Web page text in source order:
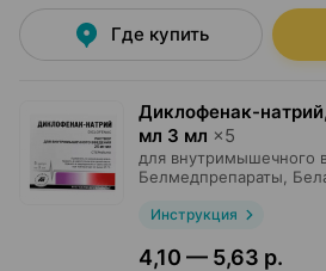
Где купить
Диклофенак-
мл 3 мл ×5
для внутримышечного
Белмедпрепараты ,
Инструкция
4,10 — 5,63 р.